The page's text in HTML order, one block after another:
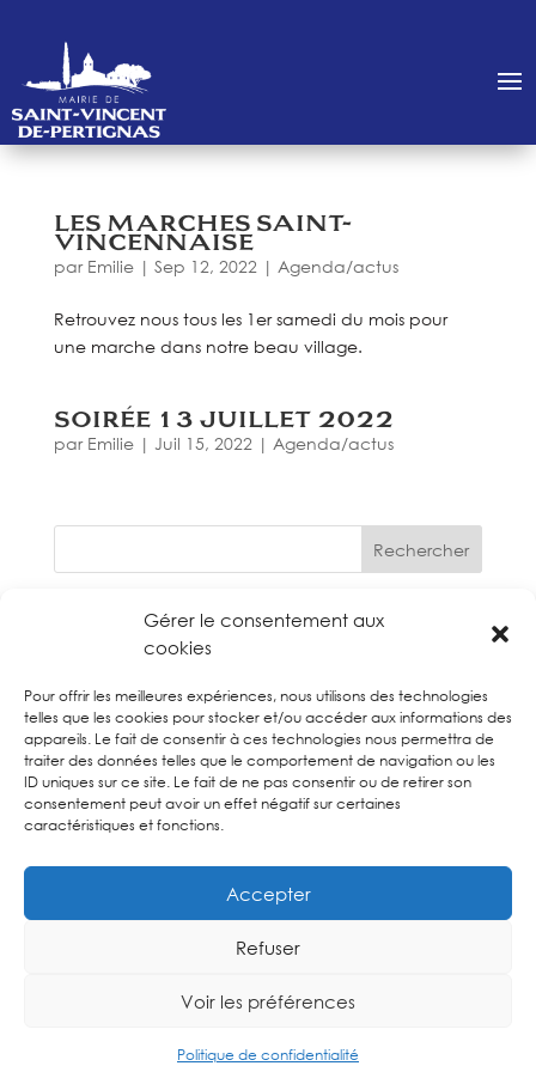
Gérer le consentement aux
cookies
Pour offrir les meilleures expériences, nous utilisons des technologies
telles que les cookies pour stocker et/ou accéder aux informations des
appareils. Le fait de consentir à ces technologies nous permettra de
traiter des données telles que le comportement de navigation ou les
ID uniques sur ce site. Le fait de ne pas consentir ou de retirer son
consentement peut avoir un effet négatif sur certaines
caractéristiques et fonctions.
Accepter
Refuser
Voir les préférences
Politique de confidentialité
LES MARCHES SAINT-
VINCENNAISE
par Emilie| Sep 12, 2022| Agenda/actus
Retrouvez nous tous les 1er samedi du mois pour
une marche dans notre beau village.
SOIRÉE 13 JUILLET 2022
par Emilie| Juil 15, 2022| Agenda/actus
Rechercher
RECENT POSTS
Soirée 13 juillet 2026
Vide Grenier – 28/06/2026
Enquête Publique
Commémoration 8 mai
Assemblée Générale – Villesèque
RECENT COMMENTS
Aucun commentaire à afficher.
2026 - Mairie de Saint-Vincent-de-Pertignas |
L Com Lucie